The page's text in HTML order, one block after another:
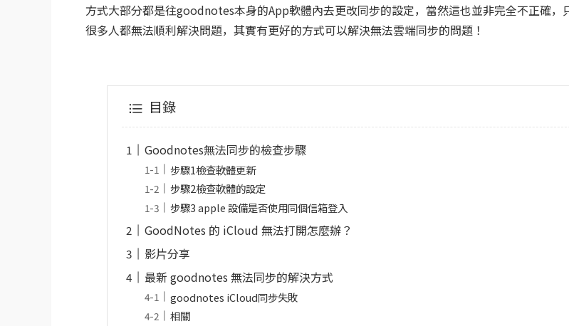
方式大部分都是往goodnotes本身的App軟體內去更改同步的設定，當然這也並非完全不正確，
很多人都無法順利解決問題，其實有更好的方式可以解決無法雲端同步的問題！
目錄
Goodnotes無法同步的檢查步驟
步驟1檢查軟體更新
步驟2檢查軟體的設定
步驟3 apple 設備是否使用同個信箱登入
GoodNotes 的 iCloud 無法打開怎麼辦？
影片分享
最新 goodnotes 無法同步的解決方式
goodnotes iCloud同步失敗
相關